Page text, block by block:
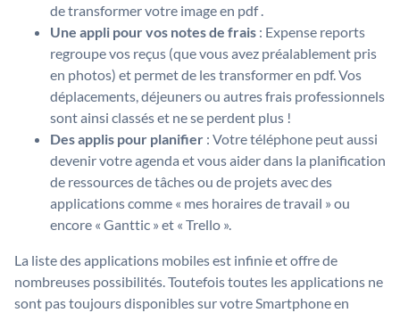
de transformer votre image en pdf .
Une appli pour vos notes de frais : Expense reports
regroupe vos reçus (que vous avez préalablement pris
en photos) et permet de les transformer en pdf. Vos
déplacements, déjeuners ou autres frais professionnels
sont ainsi classés et ne se perdent plus !
Des applis pour planifier : Votre téléphone peut aussi
devenir votre agenda et vous aider dans la planification
de ressources de tâches ou de projets avec des
applications comme « mes horaires de travail » ou
encore « Ganttic » et « Trello ».
La liste des applications mobiles est infinie et offre de
nombreuses possibilités. Toutefois toutes les applications ne
sont pas toujours disponibles sur votre Smartphone en